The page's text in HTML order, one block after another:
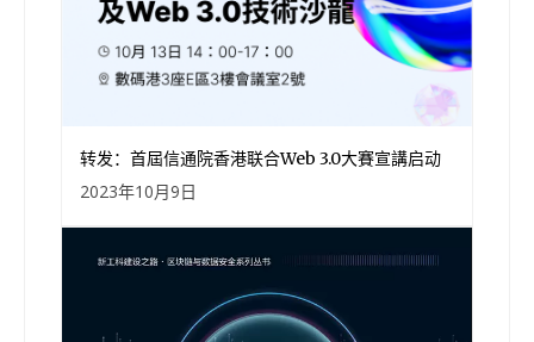
转发：首屆信通院香港联合Web 3.0大賽宣講启动
2023年10月9日